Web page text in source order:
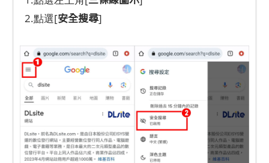
2.點選[安全搜尋]